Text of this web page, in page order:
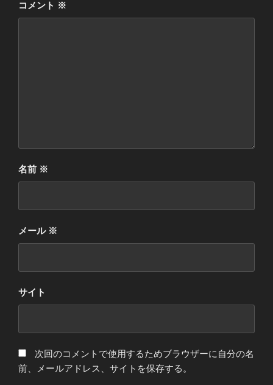
コメント ※
名前 ※
メール ※
サイト
次回のコメントで使用するためブラウザーに自分の名
前、メールアドレス、サイトを保存する。